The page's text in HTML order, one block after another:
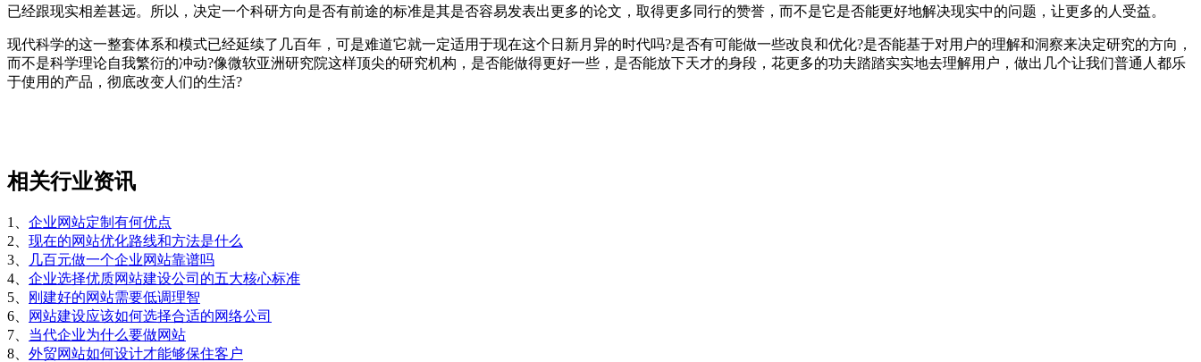
已经跟现实相差甚远。所以，决定一个科研方向是否有前途的标准是其是否容易发表出更多的论文，取得更多同行的赞誉，而不是它是否能更好地解决现实中的问题，让更多的人受益。
现代科学的这一整套体系和模式已经延续了几百年，可是难道它就一定适用于现在这个日新月异的时代吗?是否有可能做一些改良和优化?是否能基于对用户的理解和洞察来决定研究的方向，
而不是科学理论自我繁衍的冲动?像微软亚洲研究院这样顶尖的研究机构，是否能做得更好一些，是否能放下天才的身段，花更多的功夫踏踏实实地去理解用户，做出几个让我们普通人都乐
于使用的产品，彻底改变人们的生活?
相关行业资讯
1、 企业网站定制有何优点
2、 现在的网站优化路线和方法是什么
3、
几百元做一个企业网站靠谱吗
4、 企业选择优质网站建设公司的五大核心标准
5、
刚建好的网站需要低调理智
6、
网站建设应该如何选择合适的网络公司
7、 当代企业为什么要做网站
8、 外贸网站如何设计才能够保住客户